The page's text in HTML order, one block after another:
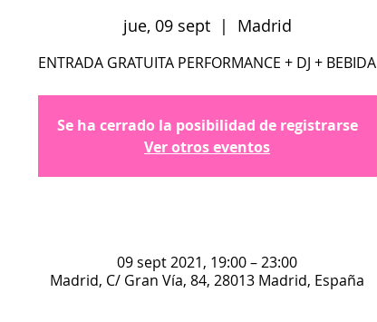
jue, 09 sept
  |
Madrid
ENTRADA GRATUITA PERFORMANCE + DJ + BEBIDA
Se ha cerrado la posibilidad de registrarse
Ver otros eventos
09 sept 2021, 19:00 – 23:00
Madrid, C/ Gran Vía, 84, 28013 Madrid, España